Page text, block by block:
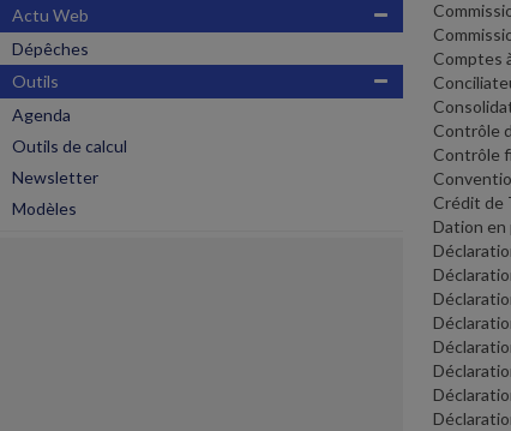
Actu Web
Dépêches
Outils
Agenda
Outils de calcul
Newsletter
Modèles
Comptes
Contrôle
Contrôle
Crédit de
Dation en